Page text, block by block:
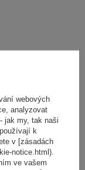
webových
analyzovat
jak my, tak naši
k
v [zásadách
notice.html).
ve vašem